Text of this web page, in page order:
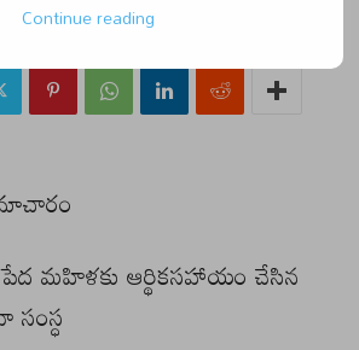
Friday, June 28, 2024 7:07 pm
మహిళకు ఆర్థికసహాయం చేసిన
Continue reading